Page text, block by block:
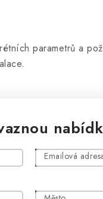
parametrů a
Emailová